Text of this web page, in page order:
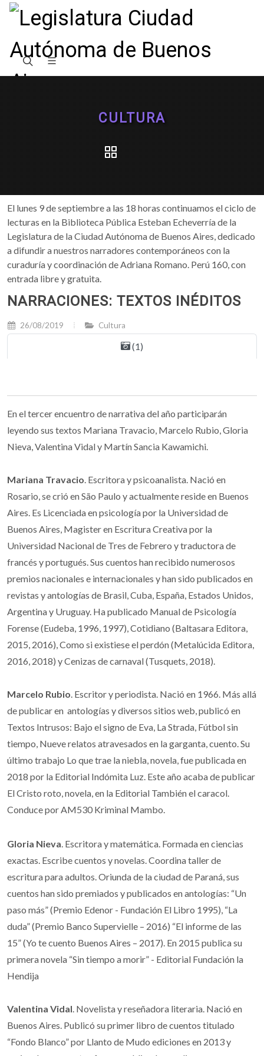
CULTURA
El lunes 9 de septiembre a las 18 horas continuamos el ciclo de
lecturas en la Biblioteca Pública Esteban Echeverría de la
Legislatura de la Ciudad Autónoma de Buenos Aires, dedicado
a difundir a nuestros narradores contemporáneos con la
curaduría y coordinación de Adriana Romano. Perú 160, con
entrada libre y gratuita.
NARRACIONES: TEXTOS INÉDITOS
26/08/2019 Cultura
(1)
En el tercer encuentro de narrativa del año participarán
leyendo sus textos Mariana Travacio, Marcelo Rubio, Gloria
Nieva, Valentina Vidal y Martín Sancia Kawamichi.
Mariana Travacio. Escritora y psicoanalista. Nació en
Rosario, se crió en São Paulo y actualmente reside en Buenos
Aires. Es Licenciada en psicología por la Universidad de
Buenos Aires, Magister en Escritura Creativa por la
Universidad Nacional de Tres de Febrero y traductora de
francés y portugués. Sus cuentos han recibido numerosos
premios nacionales e internacionales y han sido publicados en
revistas y antologías de Brasil, Cuba, España, Estados Unidos,
Argentina y Uruguay. Ha publicado Manual de Psicología
Forense (Eudeba, 1996, 1997), Cotidiano (Baltasara Editora,
2015, 2016), Como si existiese el perdón (Metalúcida Editora,
2016, 2018) y Cenizas de carnaval (Tusquets, 2018).
Marcelo Rubio. Escritor y periodista. Nació en 1966. Más allá
de publicar en antologías y diversos sitios web, publicó en
Textos Intrusos: Bajo el signo de Eva, La Strada, Fútbol sin
tiempo, Nueve relatos atravesados en la garganta, cuento. Su
último trabajo Lo que trae la niebla, novela, fue publicada en
2018 por la Editorial Indómita Luz. Este año acaba de publicar
El Cristo roto, novela, en la Editorial También el caracol.
Conduce por AM530 Kriminal Mambo.
Gloria Nieva. Escritora y matemática. Formada en ciencias
exactas. Escribe cuentos y novelas. Coordina taller de
escritura para adultos. Oriunda de la ciudad de Paraná, sus
cuentos han sido premiados y publicados en antologías: “Un
paso más” (Premio Edenor - Fundación El Libro 1995), “La
duda” (Premio Banco Supervielle – 2016) “El informe de las
15” (Yo te cuento Buenos Aires – 2017). En 2015 publica su
primera novela “Sin tiempo a morir” - Editorial Fundación la
Hendija
Valentina Vidal. Novelista y reseñadora literaria. Nació en
Buenos Aires. Publicó su primer libro de cuentos titulado
“Fondo Blanco” por Llanto de Mudo ediciones en 2013 y